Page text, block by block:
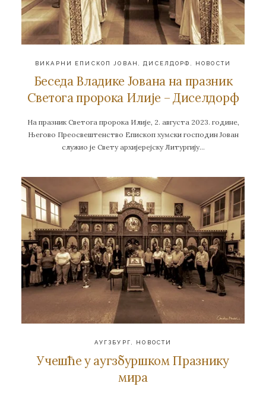
ВИКАРНИ ЕПИСКОП ЈОВАН ,ДИСЕЛДОРФ НОВОСТИ
Беседа Владике Јована на празник
Светога пророка Илије – Диселдорф
На празник Светога пророка Илије, 2. августа 2023. године,
Његово Преосвештенство Епископ хумски господин Јован
служио је Свету архијерејску Литургију…
АУГЗБУРГ, НОВОСТИ
Учешће у аугзбуршком Празнику
мира